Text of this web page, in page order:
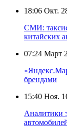
18:06 Окт.
СМИ:
китайских
07:24 Март
брендами
15:40 Ноя.
Аналитики